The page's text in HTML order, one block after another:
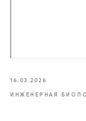
16.03.2026
ИНЖЕНЕРНАЯ